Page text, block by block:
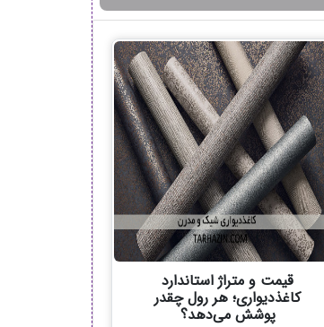
قیمت و متراژ استاندارد
کاغذدیواری؛ هر رول چقدر
پوشش می‌دهد؟